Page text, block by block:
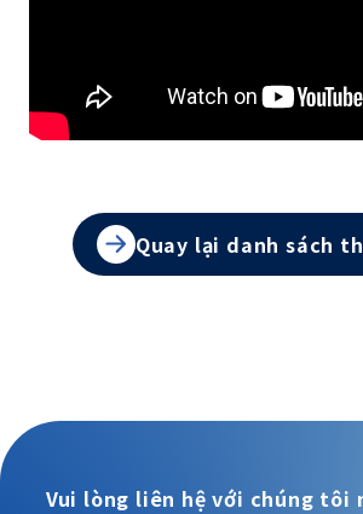
Quay lại danh sách
Vui lòng liên hệ với chúng tôi